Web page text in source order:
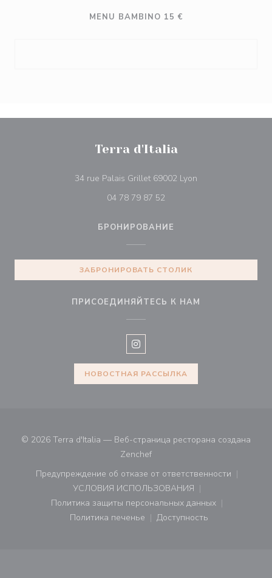
MENU BAMBINO 15 €
Terra d'Italia
34 rue Palais Grillet 69002 Lyon
04 78 79 87 52
БРОНИРОВАНИЕ
ЗАБРОНИРОВАТЬ СТОЛИК
ПРИСОЕДИНЯЙТЕСЬ К НАМ
Instagram ((открывается в
НОВОСТНАЯ РАССЫЛКА
© 2026 Terra d'Italia — Веб-страница ресторана создана
Zenchef((открывается в новом окне))
Предупреждение об отказе от ответственности
((открывается в новом окне))
УСЛОВИЯ ИСПОЛЬЗОВАНИЯ
((открывается в новом окне))
Политика защиты персональных данных
((открывается в новом окне))
Политика печенье
((открывается в новом окне))
Доступность
((открывается в